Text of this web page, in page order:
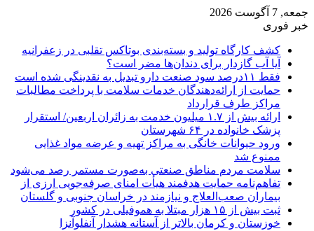
جمعه, 7 آگوست 2026
خبر فوری
کشف کارگاه تولید و بسته‌بندی بوتاکس تقلبی در زعفرانیه
آیا آب گازدار برای دندان‌ها مضر است؟
فقط ۱۱‌درصد سود صنعت دارو تبدیل به نقدینگی شده است
حمایت از ارائه‌دهندگان خدمات سلامت با پرداخت مطالبات
مراکز طرف قرارداد
ارائه بیش از ۱.۷ میلیون خدمت به زائران اربعین/ استقرار
پزشک خانواده در ۶۴ شهرستان
ورود حیوانات خانگی به مراکز تهیه و عرضه مواد غذایی
ممنوع شد
سلامت مردم مناطق صنعتی به‌صورت مستمر رصد می‌شود
تفاهم‌نامه حمایت هدفمند هیأت امنای صرفه‌جویی ارزی از
بیماران صعب‌العلاج و نیازمند در خراسان جنوبی و گلستان
ثبت بیش از ۱۵ هزار مبتلا به هموفیلی در کشور
خوزستان و کرمان بالاتر از آستانه هشدار آنفلوآنزا